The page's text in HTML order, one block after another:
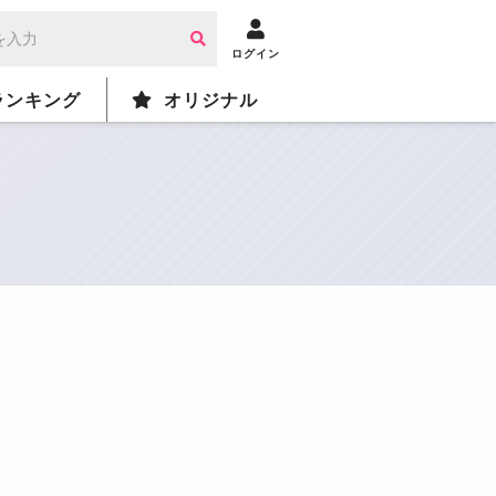
ログイン
ンキング オリジナル